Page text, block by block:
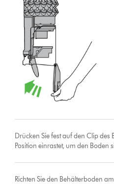
Drücken Sie fest auf den Clip des
Position einrastet, um den Boden
Richten Sie den Behälterboden